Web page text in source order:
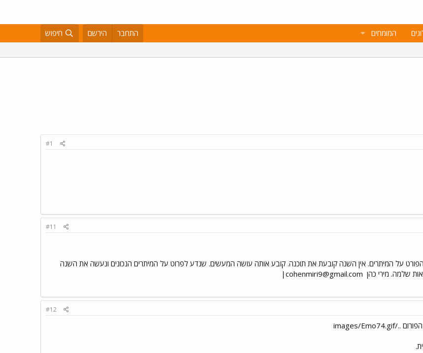
המומחים התחבר הירשם חיפוש
#1
#11
הפורט על המיתרים. אין השנה קובעת את תוכנה. קובע אותה עושה המעשים. שנדע לפרוט על המיתרים הנכונים ונעשה את השנה
שלמה. מירי כהן cohenmiri9@gmail.com
|
#12